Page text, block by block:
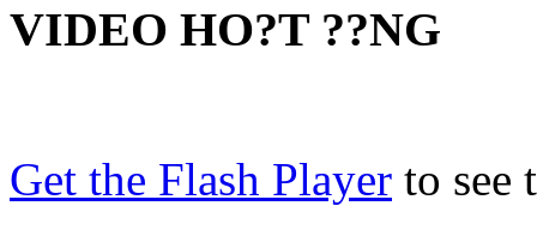
VIDEO HO?T ??NG
Get the Flash Player to see